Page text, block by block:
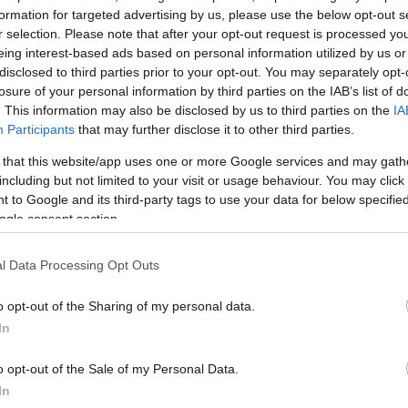
for targeted advertising by us, please use the below opt-out
selection. Please note that after your opt-out request is processed
interest-based ads based on personal information utilized by us
to third parties prior to your opt-out. You may separately
of your personal information by third parties on the IAB’s list of
This information may also be disclosed by us to third parties on the
Participants that may further disclose it to other third parties.
that this website/app uses one or more Google services and may
but not limited to your visit or usage behaviour. You may
to Google and its third-party tags to use your data for below
consent section.
Data Processing Opt Outs
opt-out of the Sharing of my personal data.
opt-out of the Sale of my Personal Data.
μεταφέροντας τη χαρακτηριστική
του brand. Στην αντίπερα όχθη, ο chefΠάνος
τουOvioθα παρουσιάσουν signature πιάτα του
προσαρμοσμένα για τη συγκεκριμένη συνεργασία,
ατμόσφαιρα της Βουλιαγμένης. Το cocktail
η ταλαντούχα bartender